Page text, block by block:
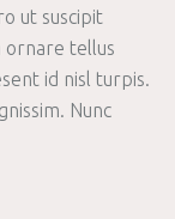
ut suscipit
ornare tellus
id nisl turpis.
Nunc